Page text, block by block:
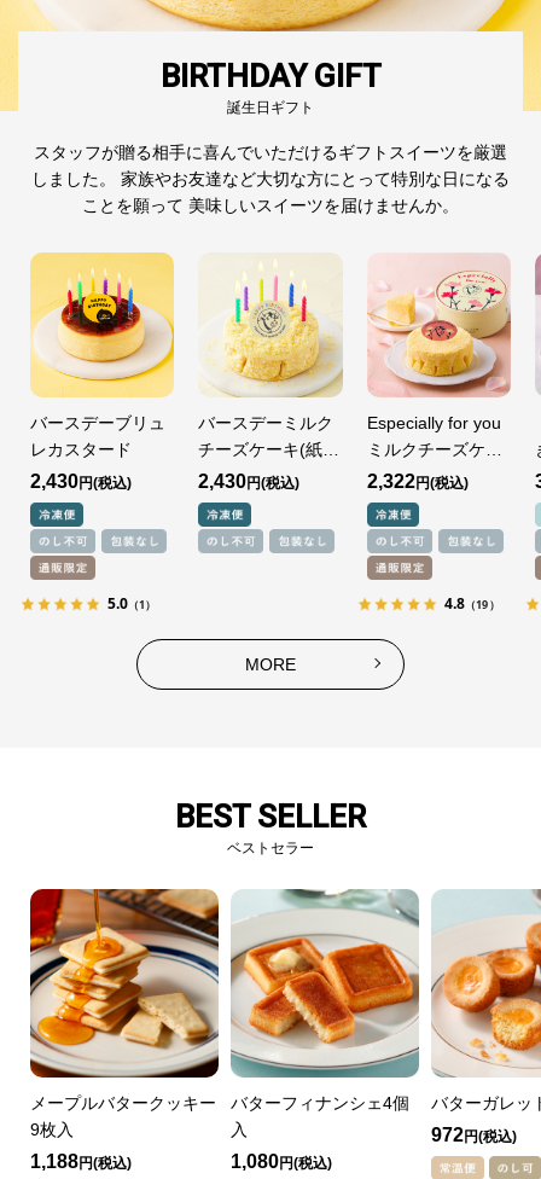
BIRTHDAY GIFT
誕生日ギフト
スタッフが贈る相手に喜んでいただけるギフトスイーツを厳選
しました。
家族やお友達など大切な方にとって特別な日になる
ことを願って 美味しいスイーツを届けませんか。
バースデーブリュ
レカスタード
2,430円
5.0 （1）
バースデーミルク
チーズケーキ(紙
缶)
2,430円
Especially for you
ミルクチーズケー
キ
2,322円
4.8（19）
MORE
BEST SELLER
ベストセラー
メープルバタークッキー
9枚入
1,188円
バターフィナンシェ4個
入
1,080円
バターガレッ
972円